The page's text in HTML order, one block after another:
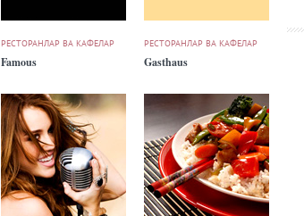
РЕСТОРАНЛАР ВА КАФЕЛАР
Famous
РЕСТОРАНЛАР ВА КАФЕЛАР
Gasthaus